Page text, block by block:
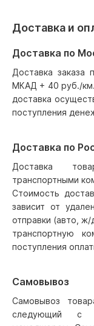
Доставка и
Доставка по
Доставка
МКАД + 40 руб./км.
доставка
поступления
Доставка по
Доставка
транспортными
Стоимость
зависит от
отправки (авто, ж/
транспортную
поступления
Самовывоз
Самовывоз
следующий с